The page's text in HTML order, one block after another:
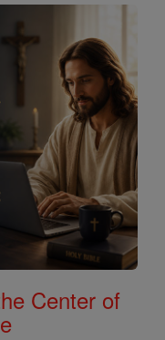
Center of